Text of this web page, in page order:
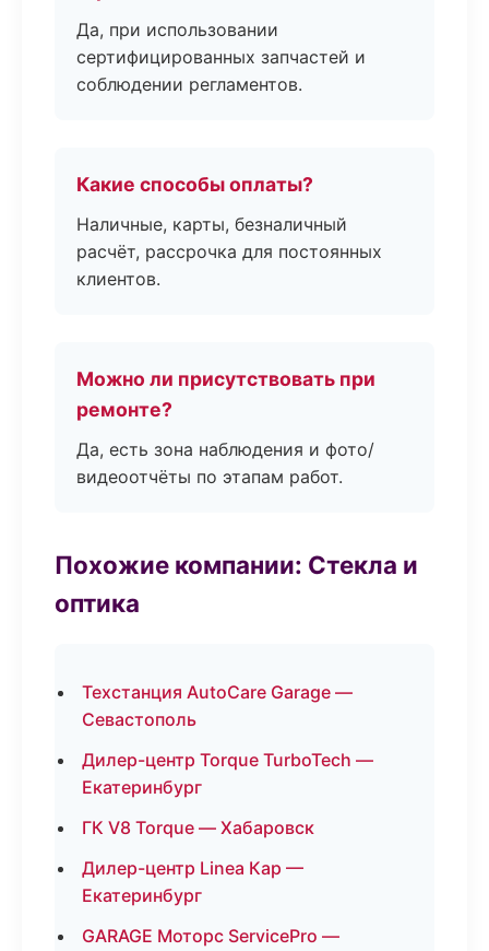
Да, при использовании
сертифицированных запчастей и
соблюдении регламентов.
Какие способы оплаты?
Наличные, карты, безналичный
расчёт, рассрочка для постоянных
клиентов.
Можно ли присутствовать при
ремонте?
Да, есть зона наблюдения и фото/
видеоотчёты по этапам работ.
Похожие компании: Стекла и
оптика
Техстанция AutoCare Garage —
Севастополь
Дилер-центр Torque TurboTech —
Екатеринбург
ГК V8 Torque — Хабаровск
Дилер-центр Linea Кар —
Екатеринбург
GARAGE Моторс ServicePro —